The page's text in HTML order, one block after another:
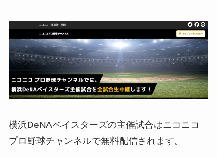
横浜DeNAベイスターズの主催試合はニコニコ
プロ野球チャンネルで無料配信されます。